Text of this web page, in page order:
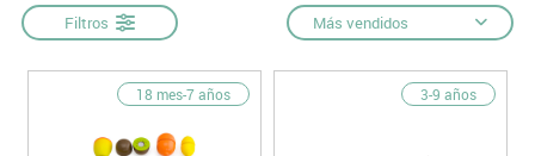
Filtros Más vendidos
18 mes-7 años 3-9 años